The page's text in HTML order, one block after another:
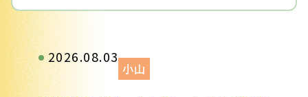
2026.08.03
小山